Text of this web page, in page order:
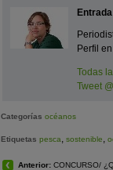
Perfil en
Todas
Tweet
Categorías océanos
Etiquetas pesca, sostenible,
Anterior: CONCURSO/